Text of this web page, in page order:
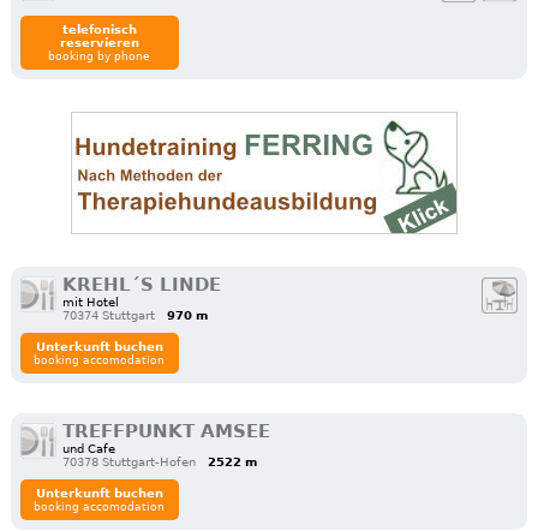
telefonisch
reservieren
booking by phone
KREHL´S LINDE
mit Hotel
70374 Stuttgart
970 m
Unterkunft buchen
booking accomodation
TREFFPUNKT AMSEE
und Cafe
70378 Stuttgart-Hofen
2522 m
Unterkunft buchen
booking accomodation